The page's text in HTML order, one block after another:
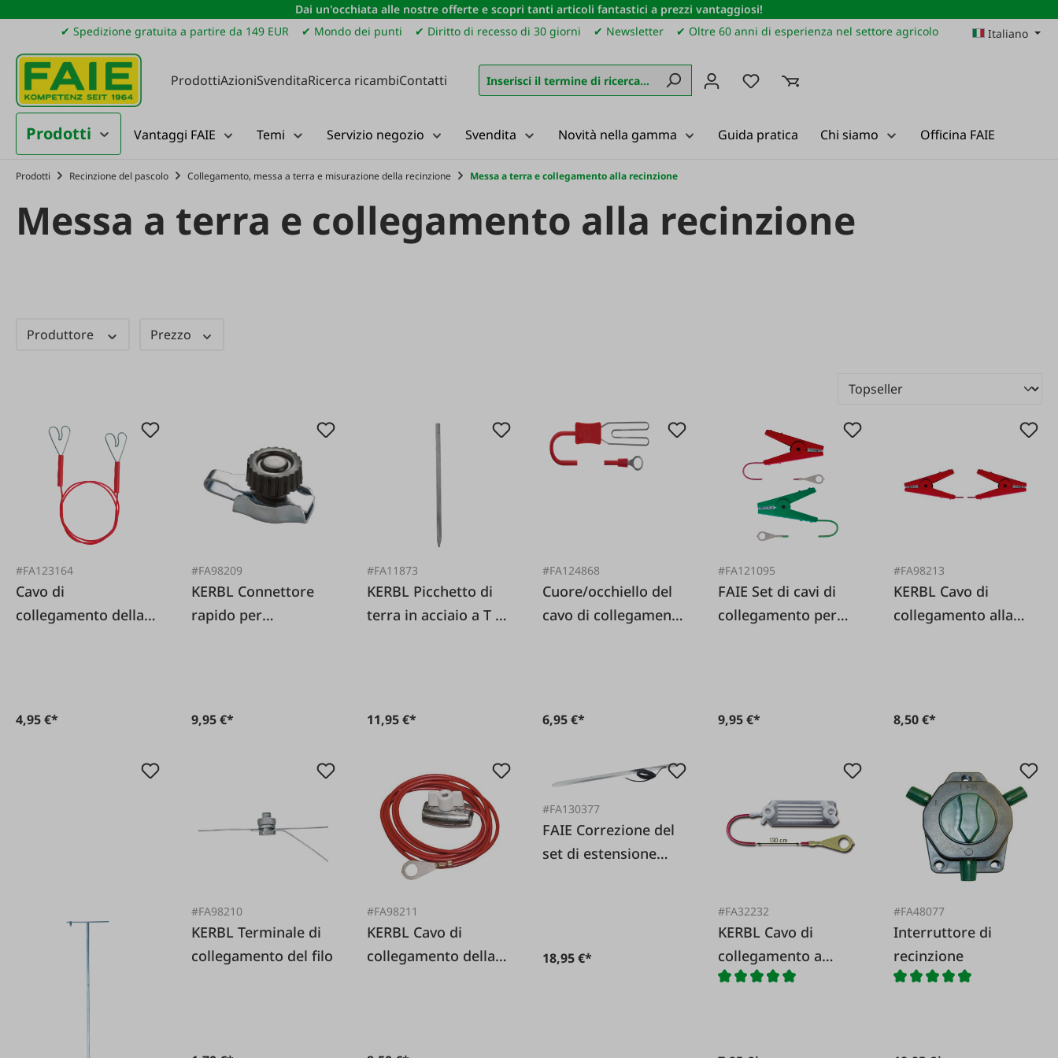
al contenuto principale
Salta alla ricerca
Passa alla navigazione principale
Dai un'occhiata alle nostre offerte e scopri tanti articoli fantastici a prezzi vantaggiosi!
✔ Spedizione gratuita a partire da 149 EUR
✔ Mondo dei punti ✔ Diritto di recesso di 30 giorni ✔ Newsletter ✔ Oltre 60 anni di esperienza nel settore agricolo Italiano
ProdottiAzioniSvenditaRicerca ricambiContatti Hai 0 articoli nella lista dei desideri
Prodotti Vantaggi FAIE Temi Servizio negozio Svendita Novità nella gamma Guida pratica Chi siamo Officina FAIE
Prodotti Recinzione del pascolo Collegamento, messa a terra e misurazione della recinzione Messa a terra e collegamento alla recinzione
Messa a terra e collegamento alla recinzione
Produttore Prezzo
#FA123164
Cavo di
collegamento della
4,95 €*
#FA98209
KERBL Connettore
rapido per
9,95 €*
#FA11873
KERBL Picchetto di
terra in acciaio a T 1
11,95 €*
#FA124868
Cuore/occhiello del
cavo di collegamento
6,95 €*
#FA121095
FAIE Set di cavi di
collegamento per
9,95 €*
#FA98213
KERBL Cavo di
collegamento alla
8,50 €*
#FA98210
KERBL Terminale di
collegamento del filo
#FA98211
KERBL Cavo di
collegamento della
#FA130377
FAIE Correzione del
set di estensione
18,95 €*
#FA32232
KERBL Cavo di
collegamento a
nastro
#FA48077
Interruttore di
recinzione